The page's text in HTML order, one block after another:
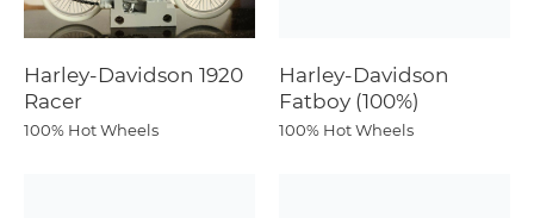
Harley-Davidson 1920
Racer
100% Hot Wheels
Harley-Davidson
Fatboy (100%)
100% Hot Wheels